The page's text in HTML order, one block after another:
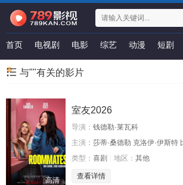
首页 电视剧 电影 综艺 动漫 短剧
与""有关的影片
高清
室友2026
导演： 钱德勒·莱瓦科
主演： 莎蒂·桑德勒 克洛伊·伊斯特
类型： 喜剧 地区： 其他
查看详情